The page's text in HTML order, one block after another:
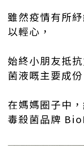
雖然疫情有所
以輕心，
始終小朋友抵
菌液嘅主要成份
在媽媽圈子中
毒殺菌品牌